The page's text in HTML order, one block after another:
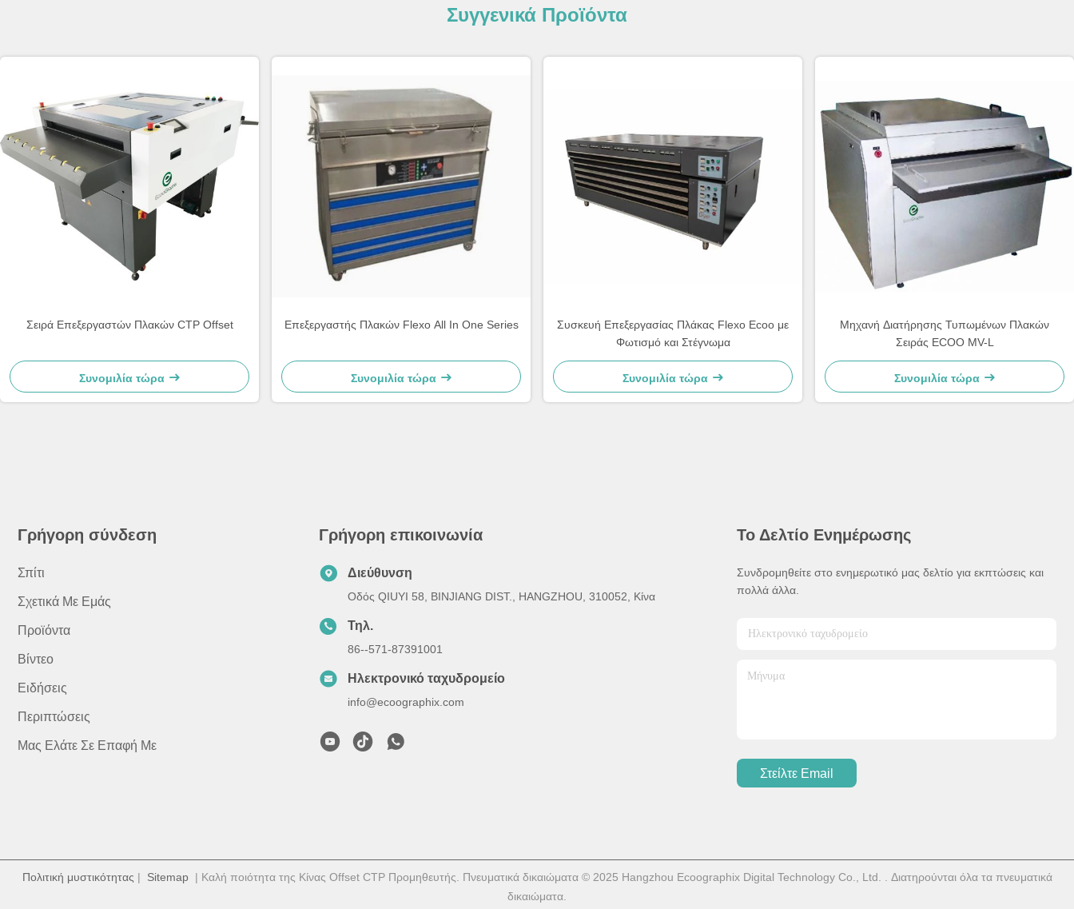
Συγγενικά Προϊόντα
Σειρά Επεξεργαστών Πλακών CTP Offset
Συνομιλία τώρα
Επεξεργαστής Πλακών Flexo All In One Series
Συνομιλία τώρα
Συσκευή Επεξεργασίας Πλάκας Flexo Ecoo με
Φωτισμό και Στέγνωμα
Συνομιλία τώρα
Μηχανή Διατήρησης Τυπωμένων Πλακών
Σειράς ECOO MV-L
Συνομιλία τώρα
Γρήγορη σύνδεση
Σπίτι
Σχετικά Με Εμάς
Προϊόντα
Βίντεο
Ειδήσεις
Περιπτώσεις
Μας Ελάτε Σε Επαφή Με
Γρήγορη επικοινωνία
Διεύθυνση
Οδός QIUYI 58, BINJIANG DIST., HANGZHOU, 310052, Κίνα
Τηλ.
86--571-87391001
Ηλεκτρονικό ταχυδρομείο
info@ecoographix.com
Το Δελτίο Ενημέρωσης
Συνδρομηθείτε στο ενημερωτικό μας δελτίο για εκπτώσεις και
πολλά άλλα.
Στείλτε Email
Πολιτική μυστικότητας | Sitemap| Καλή ποιότητα της Κίνας Offset CTP Προμηθευτής. Πνευματικά δικαιώματα © 2025 Hangzhou Ecoographix Digital Technology Co., Ltd. . Διατηρούνται όλα τα πνευματικά
δικαιώματα.